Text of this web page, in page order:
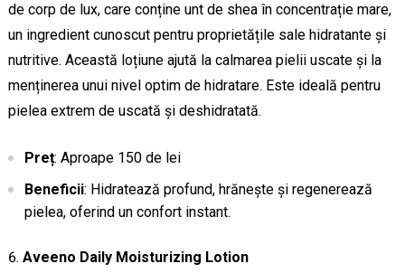
de corp de lux, care conține unt de shea în concentrație mare,
un ingredient cunoscut pentru proprietățile sale hidratante și
nutritive. Această loțiune ajută la calmarea pielii uscate și la
menținerea unui nivel optim de hidratare. Este ideală pentru
pielea extrem de uscată și deshidratată.
Preț: Aproape 150 de lei
Beneficii: Hidratează profund, hrănește și regenerează
pielea, oferind un confort instant.
Aveeno Daily Moisturizing Lotion